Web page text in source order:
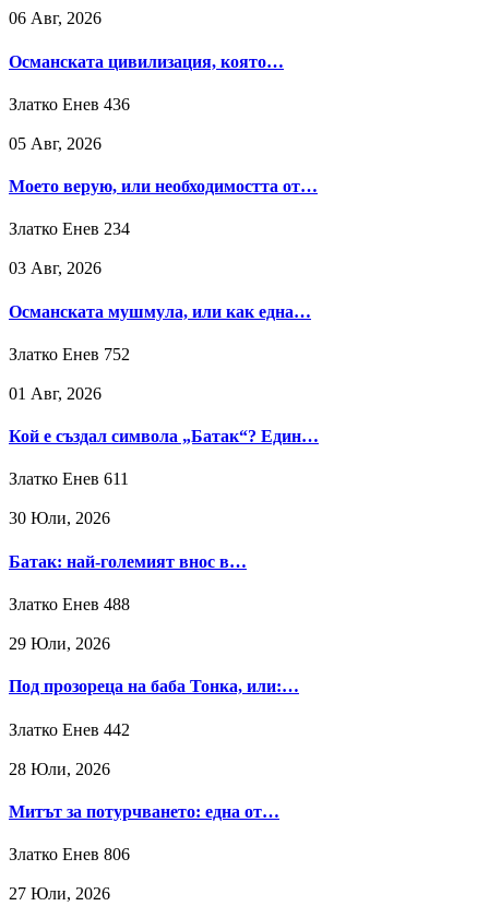
06 Авг, 2026
Османската цивилизация, която…
Златко Енев 436
05 Авг, 2026
Моето верую, или необходимостта от…
Златко Енев 234
03 Авг, 2026
Османската мушмула, или как една…
Златко Енев 752
01 Авг, 2026
Кой е създал символа „Батак“? Един…
Златко Енев 611
30 Юли, 2026
Батак: най-големият внос в…
Златко Енев 488
29 Юли, 2026
Под прозореца на баба Тонка, или:…
Златко Енев 442
28 Юли, 2026
Митът за потурчването: една от…
Златко Енев 806
27 Юли, 2026